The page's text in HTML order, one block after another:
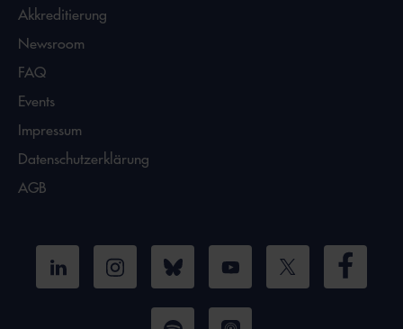
Akkreditierung
Newsroom
FAQ
Events
Impressum
Datenschutzerklärung
AGB